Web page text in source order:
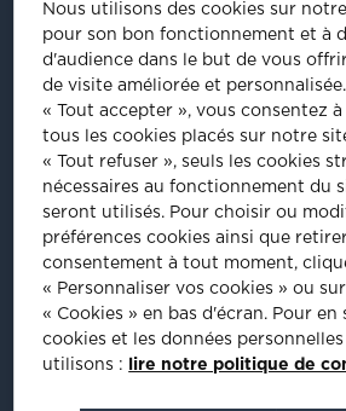
75007 Paris
:01 44 18 64 60
ÊTRE INVITÉ À NOS ÉVÈNEMENTS
Inscrivez-vous pour être informé de nos
INSCRIPTION
PLUS
Nous utilisons des cookies sur
pour son bon fonctionnement et à
d'audience dans le but de vous
de visite améliorée et personnalisée.
« Tout accepter », vous consentez
tous les cookies placés sur notre
« Tout refuser », seuls les cookies
nécessaires au fonctionnement du
seront utilisés. Pour choisir ou
préférences cookies ainsi que
consentement à tout moment,
« Personnaliser vos cookies » ou
« Cookies » en bas d'écran. Pour en
cookies et les données
utilisons :
lire notre politique de